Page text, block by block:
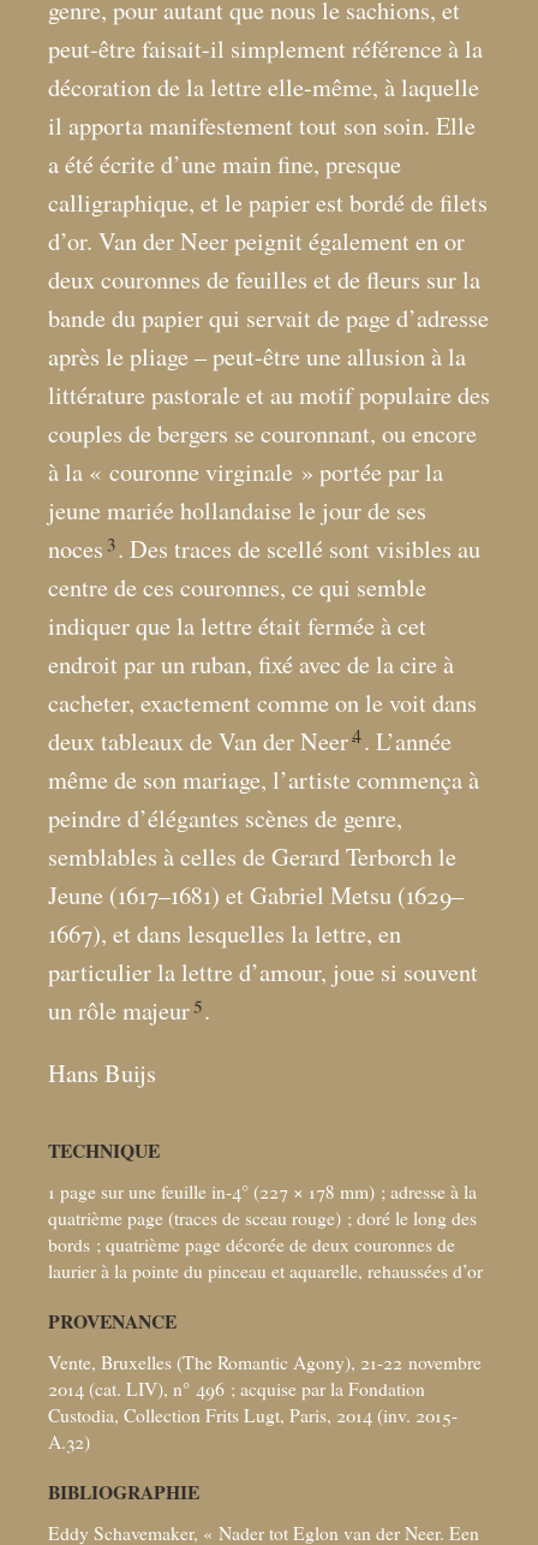
genre, pour autant que nous le sachions, et
peut-être faisait-il simplement référence à la
décoration de la lettre elle-même, à laquelle
il apporta manifestement tout son soin. Elle
a été écrite d’une main fine, presque
calligraphique, et le papier est bordé de filets
d’or. Van der Neer peignit également en or
deux couronnes de feuilles et de fleurs sur la
bande du papier qui servait de page d’adresse
après le pliage – peut-être une allusion à la
littérature pastorale et au motif populaire des
couples de bergers se couronnant, ou encore
à la « couronne virginale » portée par la
jeune mariée hollandaise le jour de ses
noces 3 . Des traces de scellé sont visibles au
centre de ces couronnes, ce qui semble
indiquer que la lettre était fermée à cet
endroit par un ruban, fixé avec de la cire à
cacheter, exactement comme on le voit dans
deux tableaux de Van der Neer 4 . L’année
même de son mariage, l’artiste commença à
peindre d’élégantes scènes de genre,
semblables à celles de Gerard Terborch le
Jeune (1617–1681) et Gabriel Metsu (1629–
1667), et dans lesquelles la lettre, en
particulier la lettre d’amour, joue si souvent
un rôle majeur 5.
Hans Buijs
TECHNIQUE
1 page sur une feuille in-4° (227 × 178 mm) ; adresse à la
quatrième page (traces de sceau rouge) ; doré le long des
bords ; quatrième page décorée de deux couronnes de
laurier à la pointe du pinceau et aquarelle, rehaussées d’or
PROVENANCE
Vente, Bruxelles (The Romantic Agony), 21-22 novembre
2014 (cat. LIV), n° 496 ; acquise par la Fondation
Custodia, Collection Frits Lugt, Paris, 2014 (inv. 2015-
A.32)
BIBLIOGRAPHIE
Eddy Schavemaker, « Nader tot Eglon van der Neer. Een